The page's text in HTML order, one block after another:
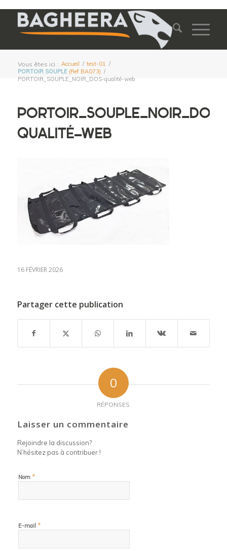
Vous êtes ici : Accueil / test-01 /
PORTOIR SOUPLE(Ref BA073) /
PORTOIR_SOUPLE_NOIR_DOS-qualité-web
PORTOIR_SOUPLE_NOIR_DOS-
QUALITÉ-WEB
16 FÉVRIER 2026
Partager cette publication
0
RÉPONSES
Laisser un commentaire
Rejoindre la discussion?
N’hésitez pas à contribuer !
Nom *
E-mail *